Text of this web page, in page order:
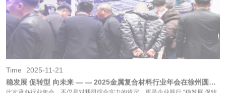
Time
2025-11-21
稳发展 促转型 向未来 — — 2025金属复合材料行业年会在徐州圆满落幕
此次承办行业年会，不仅是对我司综合实力的肯定，更是企业践行 “稳发展 促转
型” 理念的...